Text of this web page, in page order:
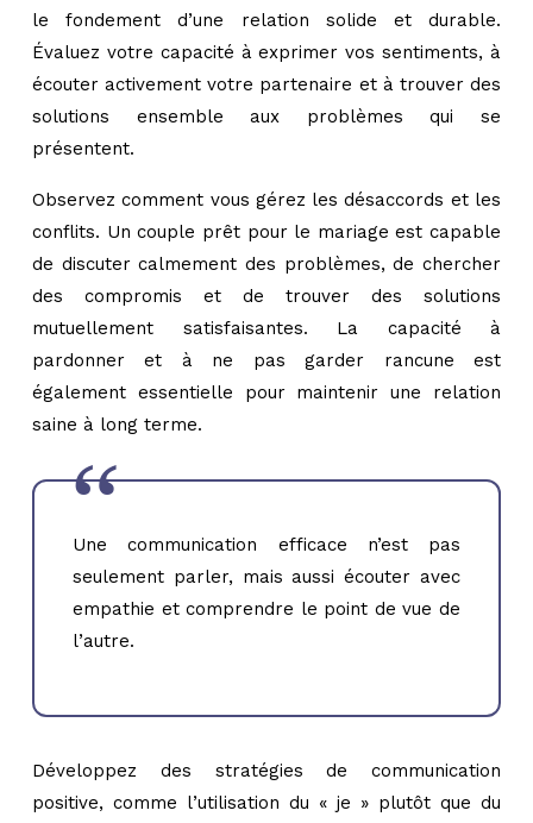
le fondement d’une relation solide et durable.
Évaluez votre capacité à exprimer vos sentiments, à
écouter activement votre partenaire et à trouver des
solutions ensemble aux problèmes qui se
présentent.
Observez comment vous gérez les désaccords et les
conflits. Un couple prêt pour le mariage est capable
de discuter calmement des problèmes, de chercher
des compromis et de trouver des solutions
mutuellement satisfaisantes. La capacité à
pardonner et à ne pas garder rancune est
également essentielle pour maintenir une relation
saine à long terme.
Une communication efficace n’est pas
seulement parler, mais aussi écouter avec
empathie et comprendre le point de vue de
l’autre.
Développez des stratégies de communication
positive, comme l’utilisation du « je » plutôt que du